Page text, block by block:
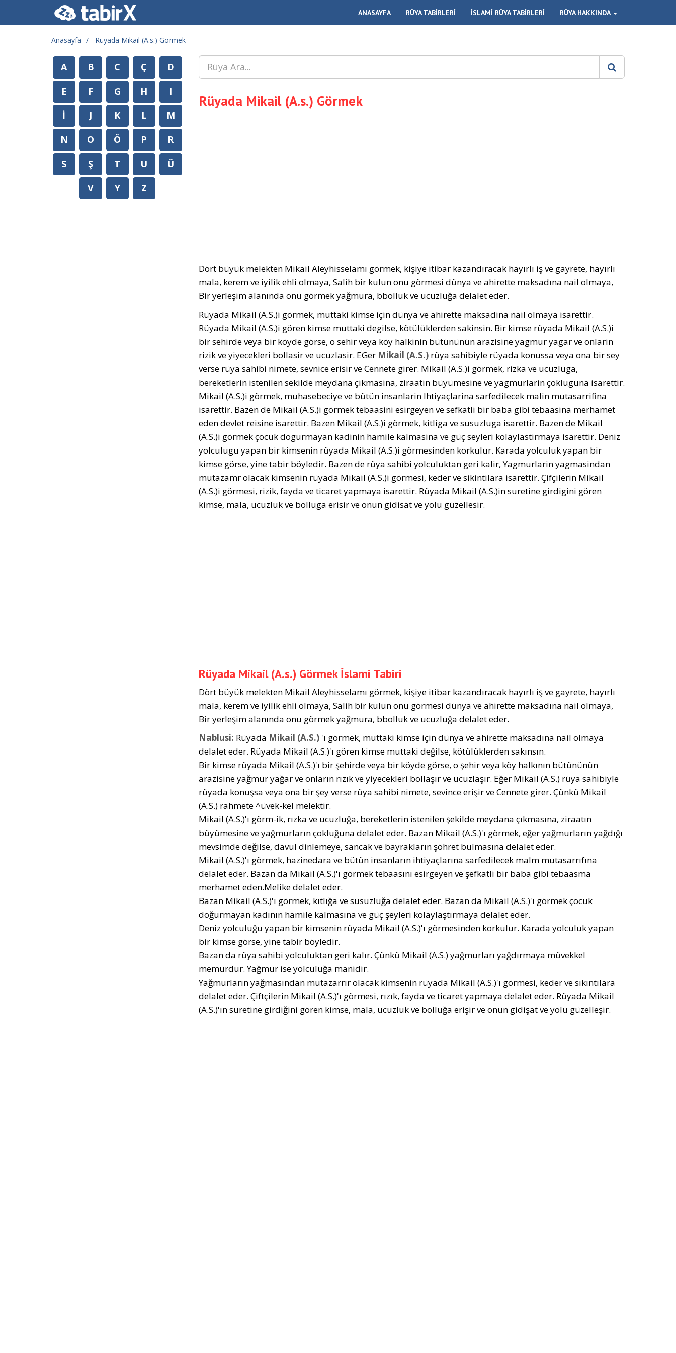
ANASAYFA RÜYA TABİRLERİ İSLAMİ RÜYA TABİRLERİ RÜYA HAKKINDA
Anasayfa Rüyada Mikail (A.s.) Görmek
Rüyada Mikail (A.s.) Görmek
Dört büyük melekten Mikail Aleyhisselamı görmek, kişiye itibar kazandıracak hayırlı iş ve gayrete, hayırlı
mala, kerem ve iyilik ehli olmaya, Salih bir kulun onu görmesi dünya ve ahirette maksadına nail olmaya,
Bir yerleşim alanında onu görmek yağmura, bbolluk ve ucuzluğa delalet eder.
Rüyada Mikail (A.S.)i görmek, muttaki kimse için dünya ve ahirette maksadina nail olmaya isarettir.
Rüyada Mikail (A.S.)i gören kimse muttaki degilse, kötülüklerden sakinsin. Bir kimse rüyada Mikail (A.S.)i
bir sehirde veya bir köyde görse, o sehir veya köy halkinin bütününün arazisine yagmur yagar ve onlarin
rizik ve yiyecekleri bollasir ve ucuzlasir. EGer Mikail (A.S.)rüya sahibiyle rüyada konussa veya ona bir sey
verse rüya sahibi nimete, sevnice erisir ve Cennete girer. Mikail (A.S.)i görmek, rizka ve ucuzluga,
bereketlerin istenilen sekilde meydana çikmasina, ziraatin büyümesine ve yagmurlarin çokluguna isarettir.
Mikail (A.S.)i görmek, muhasebeciye ve bütün insanlarin Ihtiyaçlarina sarfedilecek malin mutasarrifina
isarettir. Bazen de Mikail (A.S.)i görmek tebaasini esirgeyen ve sefkatli bir baba gibi tebaasina merhamet
eden devlet reisine isarettir. Bazen Mikail (A.S.)i görmek, kitliga ve susuzluga isarettir. Bazen de Mikail
(A.S.)i görmek çocuk dogurmayan kadinin hamile kalmasina ve güç seyleri kolaylastirmaya isarettir. Deniz
yolculugu yapan bir kimsenin rüyada Mikail (A.S.)i görmesinden korkulur. Karada yolculuk yapan bir
kimse görse, yine tabir böyledir. Bazen de rüya sahibi yolculuktan geri kalir, Yagmurlarin yagmasindan
mutazamr olacak kimsenin rüyada Mikail (A.S.)i görmesi, keder ve sikintilara isarettir. Çifçilerin Mikail
(A.S.)i görmesi, rizik, fayda ve ticaret yapmaya isarettir. Rüyada Mikail (A.S.)in suretine girdigini gören
kimse, mala, ucuzluk ve bolluga erisir ve onun gidisat ve yolu güzellesir.
Rüyada Mikail (A.s.) Görmek İslami Tabiri
Dört büyük melekten Mikail Aleyhisselamı görmek, kişiye itibar kazandıracak hayırlı iş ve gayrete, hayırlı
mala, kerem ve iyilik ehli olmaya, Salih bir kulun onu görmesi dünya ve ahirette maksadına nail olmaya,
Bir yerleşim alanında onu görmek yağmura, bbolluk ve ucuzluğa delalet eder.
Nablusi: Rüyada Mikail (A.S.)'ı görmek, muttaki kimse için dünya ve ahirette maksadına nail olmaya
delalet eder. Rüyada Mikail (A.S.)'ı gören kimse muttaki değilse, kötülüklerden sakınsın.
Bir kimse rüyada Mikail (A.S.)'ı bir şehirde veya bir köyde görse, o şehir veya köy halkının bütününün
arazisine yağmur yağar ve onların rızık ve yiyecekleri bollaşır ve ucuzlaşır. Eğer Mikail (A.S.) rüya sahibiyle
rüyada konuşsa veya ona bir şey verse rüya sahibi nimete, sevince erişir ve Cennete girer. Çünkü Mikail
(A.S.) rahmete ^üvek-kel melektir.
Mikail (A.S.)'ı görm-ik, rızka ve ucuzluğa, bereketlerin istenilen şekilde meydana çıkmasına, ziraatın
büyümesine ve yağmurların çokluğuna delalet eder. Bazan Mikail (A.S.)'ı görmek, eğer yağmurların yağdığı
mevsimde değilse, davul dinlemeye, sancak ve bayrakların şöhret bulmasına delalet eder.
Mikail (A.S.)'ı görmek, hazinedara ve bütün insanların ihtiyaçlarına sarfedilecek malm mutasarrıfına
delalet eder. Bazan da Mikail (A.S.)'ı görmek tebaasını esirgeyen ve şefkatli bir baba gibi tebaasma
merhamet eden.Melike delalet eder.
Bazan Mikail (A.S.)'ı görmek, kıtlığa ve susuzluğa delalet eder. Bazan da Mikail (A.S.)'ı görmek çocuk
doğurmayan kadının hamile kalmasına ve güç şeyleri kolaylaştırmaya delalet eder.
Deniz yolculuğu yapan bir kimsenin rüyada Mikail (A.S.)'ı görmesinden korkulur. Karada yolculuk yapan
bir kimse görse, yine tabir böyledir.
Bazan da rüya sahibi yolculuktan geri kalır. Çünkü Mikail (A.S.) yağmurları yağdırmaya müvekkel
memurdur. Yağmur ise yolculuğa manidir.
Yağmurların yağmasından mutazarrır olacak kimsenin rüyada Mikail (A.S.)'ı görmesi, keder ve sıkıntılara
delalet eder. Çiftçilerin Mikail (A.S.)'ı görmesi, rızık, fayda ve ticaret yapmaya delalet eder. Rüyada Mikail
(A.S.)'ın suretine girdiğini gören kimse, mala, ucuzluk ve bolluğa erişir ve onun gidişat ve yolu güzelleşir.
A B C Ç
D
E
F G H
I
İ
J K L
M
N
O Ö P
R
S
Ş T U
Ü
V
Y Z